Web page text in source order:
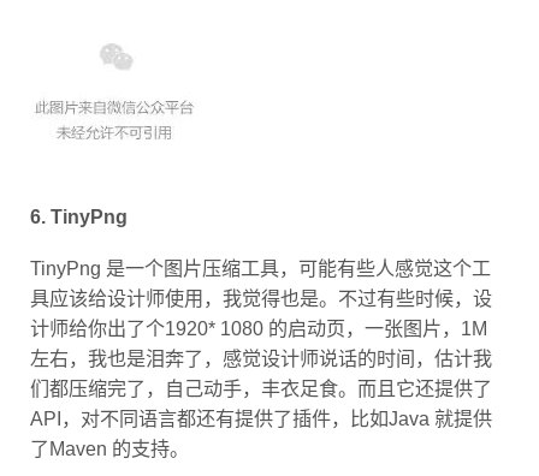
6. TinyPng
TinyPng 是一个图片压缩工具，可能有些人感觉这个工
具应该给设计师使用，我觉得也是。不过有些时候，设
计师给你出了个1920* 1080 的启动页，一张图片，1M
左右，我也是泪奔了，感觉设计师说话的时间，估计我
们都压缩完了，自己动手，丰衣足食。而且它还提供了
API，对不同语言都还有提供了插件，比如Java 就提供
了Maven 的支持。